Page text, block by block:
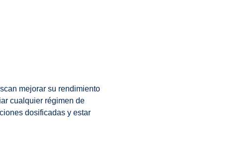
mejorar su rendimiento
cualquier régimen de
dosificadas y estar